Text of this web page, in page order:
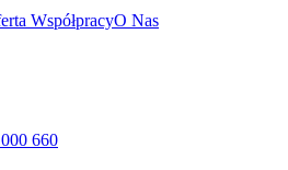
WspółpracyO Nas
660